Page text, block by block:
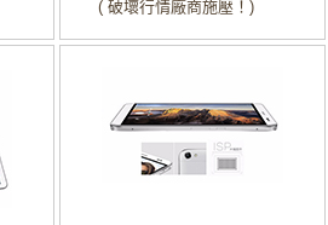
( 破壞行情廠商施壓！)